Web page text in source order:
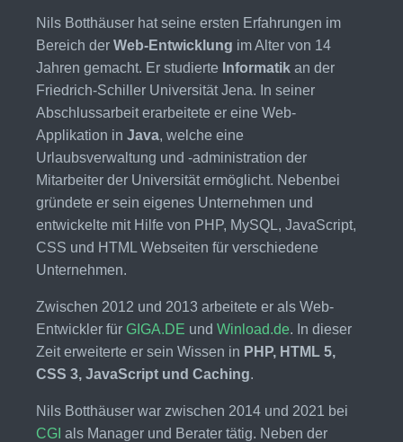
Nils Botthäuser hat seine ersten Erfahrungen im
Bereich der Web-Entwicklung im Alter von 14
Jahren gemacht. Er studierte Informatik an der
Friedrich-Schiller Universität Jena. In seiner
Abschlussarbeit erarbeitete er eine Web-
Applikation in Java, welche eine
Urlaubsverwaltung und -administration der
Mitarbeiter der Universität ermöglicht. Nebenbei
gründete er sein eigenes Unternehmen und
entwickelte mit Hilfe von PHP, MySQL, JavaScript,
CSS und HTML Webseiten für verschiedene
Unternehmen.
Zwischen 2012 und 2013 arbeitete er als Web-
Entwickler für GIGA.DE und Winload.de. In dieser
Zeit erweiterte er sein Wissen in PHP, HTML 5,
CSS 3, JavaScript und Caching.
Nils Botthäuser war zwischen 2014 und 2021 bei
CGI als Manager und Berater tätig. Neben der